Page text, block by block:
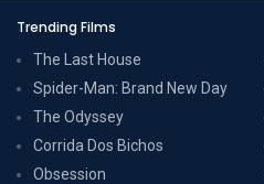
Trending Films
The Last House
Spider-Man: Brand New Day
The Odyssey
Corrida Dos Bichos
Obsession